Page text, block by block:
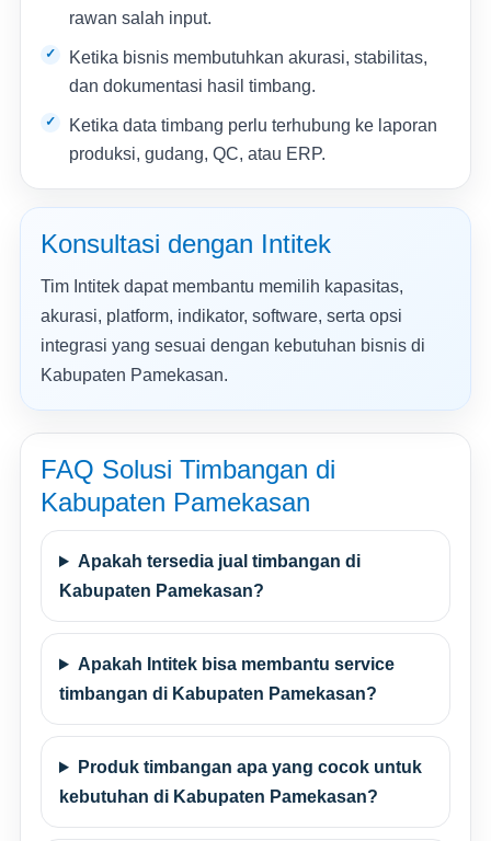
rawan salah input.
Ketika bisnis membutuhkan akurasi, stabilitas,
dan dokumentasi hasil timbang.
Ketika data timbang perlu terhubung ke laporan
produksi, gudang, QC, atau ERP.
Konsultasi dengan Intitek
Tim Intitek dapat membantu memilih kapasitas,
akurasi, platform, indikator, software, serta opsi
integrasi yang sesuai dengan kebutuhan bisnis di
Kabupaten Pamekasan.
FAQ Solusi Timbangan di
Kabupaten Pamekasan
Apakah tersedia jual timbangan di
Kabupaten Pamekasan?
Apakah Intitek bisa membantu service
timbangan di Kabupaten Pamekasan?
Produk timbangan apa yang cocok untuk
kebutuhan di Kabupaten Pamekasan?